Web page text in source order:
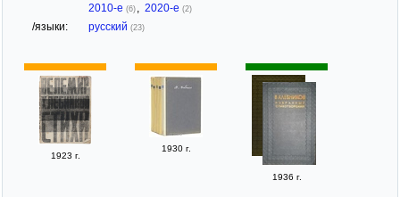
2010-е (6) 2020-е (2)
/языки: русский (23)
1923 г.
1930 г.
1936 г.